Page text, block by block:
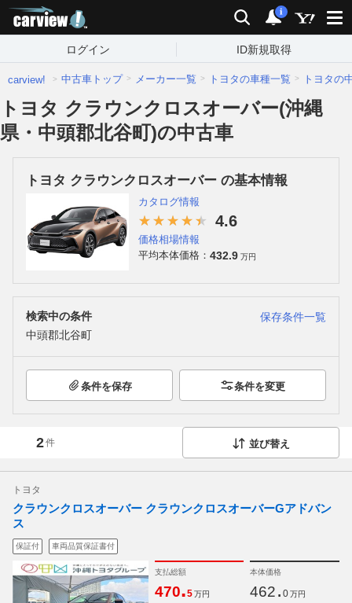
検索 通知
i
ログイン ID新規取得
carview! 中古車トップ メーカー一覧 トヨタの車種一覧 トヨタの
トヨタ クラウンクロスオーバー(沖縄
県・中頭郡北谷町)の中古車
トヨタ クラウンクロスオーバー の基本情報
カタログ情報
4.6
価格相場情報
平均本体価格： 432.9 万円
検索中の条件
保存条件一覧
中頭郡北谷町
条件を保存 条件を変更
2件 並び替え
トヨタ
クラウンクロスオーバー クラウンクロスオーバーGアドバン
ス
保証付 車両品質保証書付
支払総額
470.5 万円
本体価格
462. 0 万円